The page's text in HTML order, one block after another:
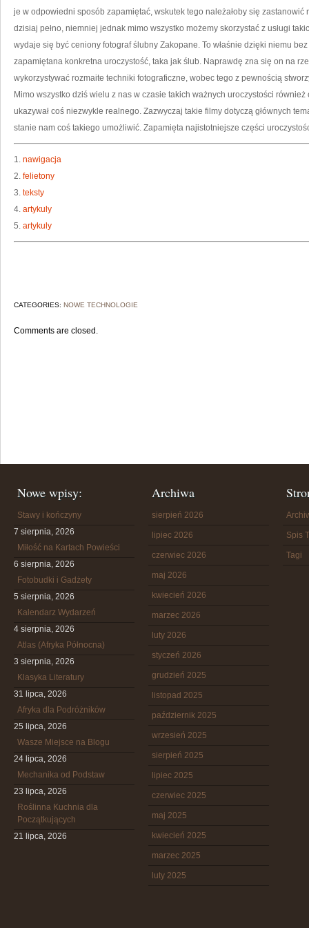
je w odpowiedni sposób zapamiętać, wskutek tego należałoby się
dzisiaj pełno, niemniej jednak mimo wszystko możemy skorzystać z usługi
wydaje się być ceniony fotograf ślubny Zakopane. To właśnie dzięki niemu
zapamiętana konkretna uroczystość, taka jak ślub. Naprawdę zna się on na
wykorzystywać rozmaite techniki fotograficzne, wobec tego z pewnością
Mimo wszystko dziś wielu z nas w czasie takich ważnych uroczystości również
ukazywał coś niezwykle realnego. Zazwyczaj takie filmy dotyczą głównych
stanie nam coś takiego umożliwić. Zapamięta najistotniejsze części
1. nawigacja
2. felietony
3. teksty
4. artykuly
5. artykuly
CATEGORIES: NOWE TECHNOLOGIE
Comments are closed.
Nowe wpisy:
Stawy i kończyny
7 sierpnia, 2026
Miłość na Kartach Powieści
6 sierpnia, 2026
Fotobudki i Gadżety
5 sierpnia, 2026
Kalendarz Wydarzeń
4 sierpnia, 2026
Atlas (Afryka Północna)
3 sierpnia, 2026
Klasyka Literatury
31 lipca, 2026
Afryka dla Podróżników
25 lipca, 2026
Wasze Miejsce na Blogu
24 lipca, 2026
Mechanika od Podstaw
23 lipca, 2026
Roślinna Kuchnia dla
Początkujących
21 lipca, 2026
Archiwa
sierpień 2026
lipiec 2026
czerwiec 2026
maj 2026
kwiecień 2026
marzec 2026
luty 2026
styczeń 2026
grudzień 2025
listopad 2025
październik 2025
wrzesień 2025
sierpień 2025
lipiec 2025
czerwiec 2025
maj 2025
kwiecień 2025
marzec 2025
luty 2025
Spis
Tagi